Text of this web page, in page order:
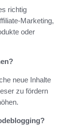
richtig
Marketing,
oder
neue Inhalte
zu fördern